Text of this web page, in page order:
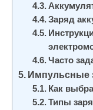
Заряд
Часто
Импульсные
Как
Типы